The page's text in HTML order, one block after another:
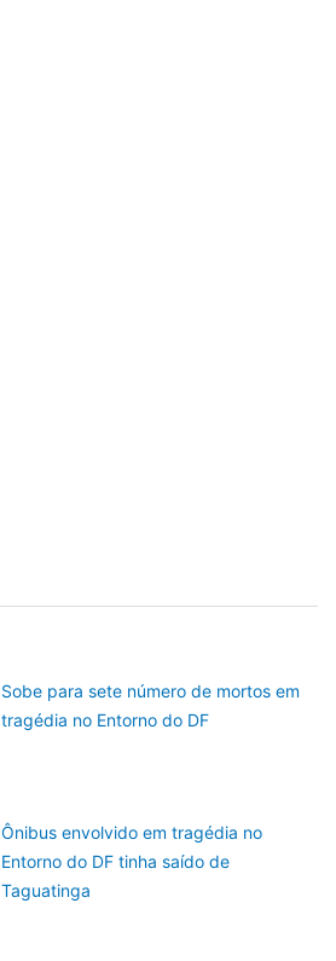
Sobe para sete número de mortos em
tragédia no Entorno do DF
Ônibus envolvido em tragédia no
Entorno do DF tinha saído de
Taguatinga